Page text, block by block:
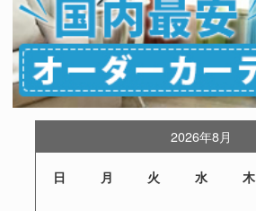
2026年8月
日 月 火 水 木